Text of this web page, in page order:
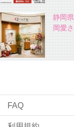
静岡
岡愛
FAQ